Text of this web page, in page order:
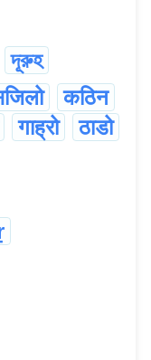
দূরুহ
कठिन
गाह्रो
ठाडो